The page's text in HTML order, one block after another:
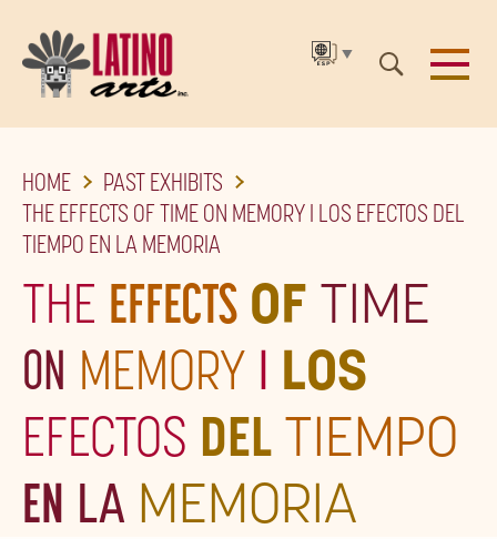
TO
THE
MAIN
CONTENT
▼
HOME
PAST EXHIBITS
THE EFFECTS OF TIME ON MEMORY I LOS EFECTOS DEL
TIEMPO EN LA MEMORIA
THE EFFECTS OF TIME
ON MEMORY I LOS
EFECTOS DELTIEMPO
EN LA MEMORIA